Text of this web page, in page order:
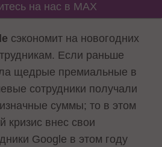
на нас в MAX
сэкономит на новогодних
Если раньше
щедрые премиальные в
сотрудники получали
суммы; то в этом
кризис внес свои
Google в этом году